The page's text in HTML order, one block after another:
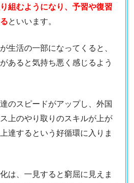
組むようになり、予習や復習
といいます。
生活の一部になってくると、
あると気持ち悪く感じるよう
のスピードがアップし、外国
上のやり取りのスキルが上が
達するという好循環に入りま
は、一見すると窮屈に見えま